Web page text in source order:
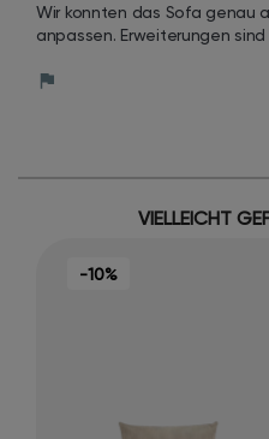
Wir konnten das Sofa genau
anpassen. Erweiterungen
VIELLEICHT
-10%